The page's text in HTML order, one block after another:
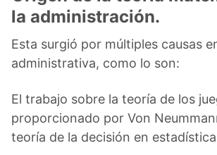
la administración.
Esta surgió por múltiples causas
administrativa, como lo son:
El trabajo sobre la teoría de los
proporcionado por Von
teoría de la decisión en